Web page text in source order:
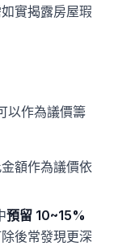
如實揭露房屋瑕
以作為議價籌
額作為議價依
預留 10~15%
後常發現更深